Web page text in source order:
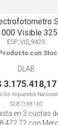
Visible
1000nm
ESP_VIS_9425
con
DLAB
3.175.418,17
Sin Impuestos
$2.873.681,60
en 3 cuotas
con